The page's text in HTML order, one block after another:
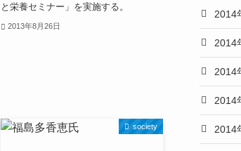
と栄養セミナー」を実施する。
2013年8月26日
society
2014
2014
2014
2014
2014